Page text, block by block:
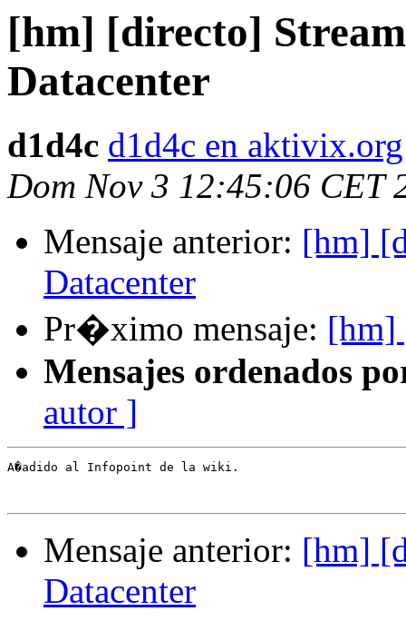
[hm] [directo]
Datacenter
d1d4c d1d4c en aktivix.org
Dom Nov 3 12:45:06 CET
Mensaje anterior: [hm]
Datacenter
Pr�ximo mensaje: [hm]
Mensajes ordenados
autor ]
A�adido al Infopoint de la wiki.
Mensaje anterior: [hm]
Datacenter